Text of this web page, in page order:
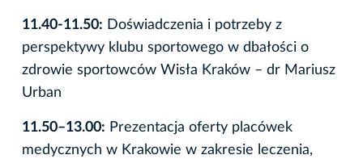
11.40-11.50: Doświadczenia i potrzeby z
perspektywy klubu sportowego w dbałości o
zdrowie sportowców Wisła Kraków – dr Mariusz
Urban
11.50–13.00: Prezentacja oferty placówek
medycznych w Krakowie w zakresie leczenia,